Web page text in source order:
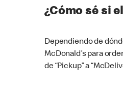
¿Cómo sé si
Dependiendo de
McDonald’s para
de “Pickup” a